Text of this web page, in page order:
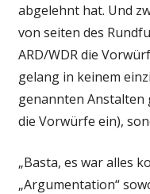
abgelehnt hat. Und
von seiten des
ARD/WDR die
gelang in keinem
genannten Anstalten
die Vorwürfe ein),
„Basta, es war alles
„Argumentation“